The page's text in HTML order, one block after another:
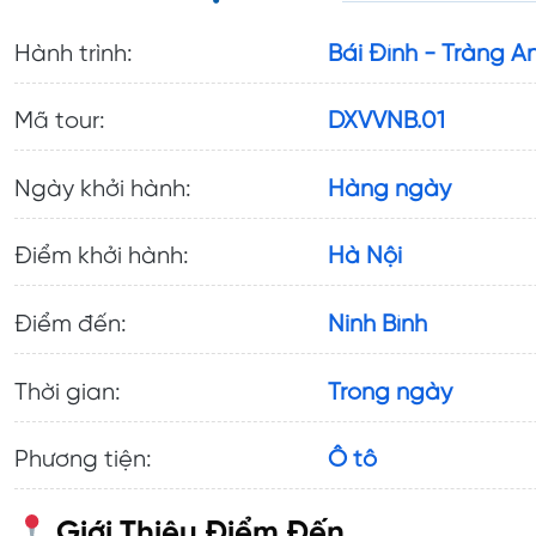
Hành trình: Bái Đính - Tràng
Mã tour: DXVVNB.01
Ngày khởi hành: Hàng ngày
Điểm khởi hành: Hà Nội
Điểm đến: Ninh Bình
Thời gian: Trong ngày
Phương tiện: Ô tô